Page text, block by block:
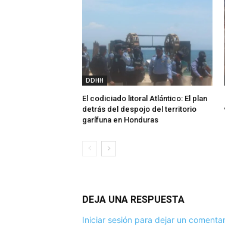
DDHH
El codiciado litoral Atlántico: El plan
detrás del despojo del territorio
garífuna en Honduras
DEJA UNA RESPUESTA
Iniciar sesión para dejar un